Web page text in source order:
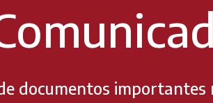
documentos importantes